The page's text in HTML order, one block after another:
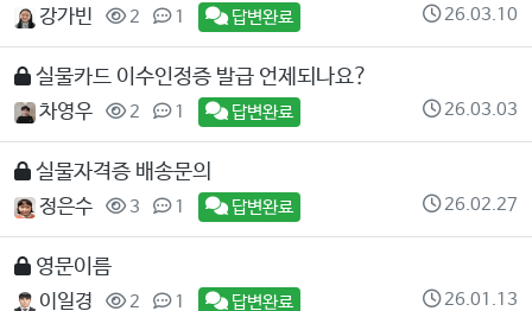
강가빈 2 1 답변완료 26.03.10
실물카드 이수인정증 발급 언제되나요?
차영우 2 1 답변완료 26.03.03
실물자격증 배송문의
정은수 3 1 답변완료 26.02.27
영문이름
이일경 2 1 답변완료 26.01.13